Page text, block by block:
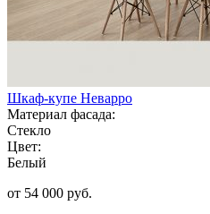
Шкаф-купе Неварро
Материал фасада:
Стекло
Цвет:
Белый
от 54 000 руб.